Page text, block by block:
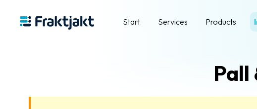
Start Services Products
Pall